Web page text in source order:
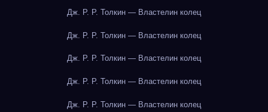
Дж. Р. Р. Толкин — Властелин колец
Дж. Р. Р. Толкин — Властелин колец
Дж. Р. Р. Толкин — Властелин колец
Дж. Р. Р. Толкин — Властелин колец
Дж. Р. Р. Толкин — Властелин колец